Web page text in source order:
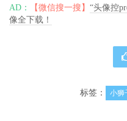
AD： 【微信搜一搜】 “头像控
像全下载！
标签： 小狮